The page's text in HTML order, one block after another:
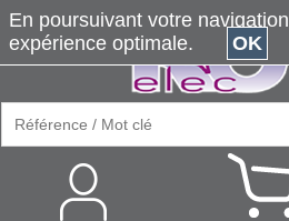
En poursuivant votre
expérience optimale.
OK